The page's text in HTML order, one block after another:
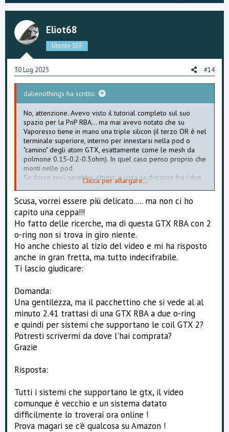
o n
t
e
Eliot68
Utente SEF
30 Lug 2025 #14
dalienothings ha scritto:
No, attenzione. Avevo visto il tutorial completo sul suo
spazio per la PnP RBA... ma mai avevo notato che su
Vaporesso tiene in mano una triple silicon (il terzo OR è nel
terminale superiore, interno per innestarsi nella pod o
"camino" degli atom GTX, esattamente come le mesh da
polmone 0.15-0.2-0.3ohm). In quel caso penso proprio che
monti nelle pod.
Se fosse così, sarebbe ottimo: a vista, la distanza fra i due
o-ring bottom sembra essere la stessa delle mesh vendute
in pacchi da 5.
Farò ricerche se esiste un'altra versione rispetto a quella
che trovai io (ved. foto a fine giornata).
Anzi, mi porterebbe ad usare esclusivamente un paio di
RBA di cui uno già rigenerato in caso di stecche
imperdonabili.
PS. Il video è assente, per ragioni di policies del forum,
suppongo.
Clicca per allargare...
Scusa, vorrei essere più delicato..... ma non ci ho
capito una ceppa!!!
Ho fatto delle ricerche, ma di questa GTX RBA con 2
o-ring non si trova in giro niente.
Ho anche chiesto al tizio del video e mi ha risposto
anche in gran fretta, ma tutto indecifrabile.
Ti lascio giudicare:
Domanda:
Una gentilezza, ma il pacchettino che si vede al al
minuto 2.41 trattasi di una GTX RBA a due o-ring
e quindi per sistemi che supportano le coil GTX 2?
Potresti scrivermi da dove l'hai comprata?
Grazie
Risposta:
Tutti i sistemi che supportano le gtx, il video
comunque è vecchio e un sistema datato
difficilmente lo troverai ora online !
Prova magari se c’è qualcosa su Amazon !